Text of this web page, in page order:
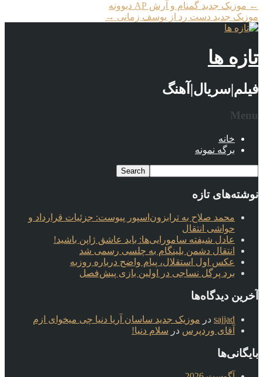
← موزیک جدید گمنام و آرش AP دیوونه
موزیک جدید دست رد از یوسف زمانی →
تازه ها
فیلم|سریال|آهنگ
Menu
خانه
برگه نمونه
نوشته‌های تازه
محمد صلاح به ترابزون‌اسپور پیوست: جزئیات قرارداد و
حواشی انتقال
عادل شیفته سامورایی‌ها: باید عاشق ژاپن باشید!
انتقال دشمن بلینگام به چلسی رسمی شد
عکس اول استقلال، پیام واضح درباره روزبه
برد پرگل نساجی در اولین بازی پیش‌فصل
آخرین دیدگاه‌ها
sajjad در موزیک جدید ساسان آریا دنیا چی میخوای ازم
آقای وردپرس در سلام دنیا!
بایگانی‌ها